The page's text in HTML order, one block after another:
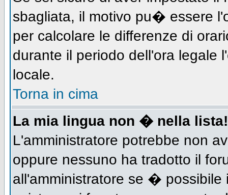
sbagliata, il motivo pu� essere
per calcolare le differenze di
durante il periodo dell'ora legale
locale.
Torna in cima
La mia lingua non � nella lista!
L'amministratore potrebbe non
oppure nessuno ha tradotto il
all'amministratore se � possibile